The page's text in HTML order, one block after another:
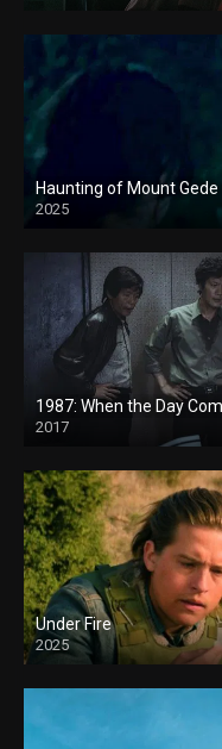
Haunting of Mount Gede
2025
1987: When the Day
2017
Under Fire
2025